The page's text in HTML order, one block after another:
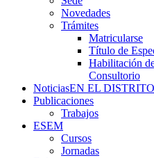
Novedades
Trámites
Matricularse
Título de
Habilitación
Consultorio
NoticiasEN EL DISTRITO
Publicaciones
Trabajos
ESEM
Cursos
Jornadas